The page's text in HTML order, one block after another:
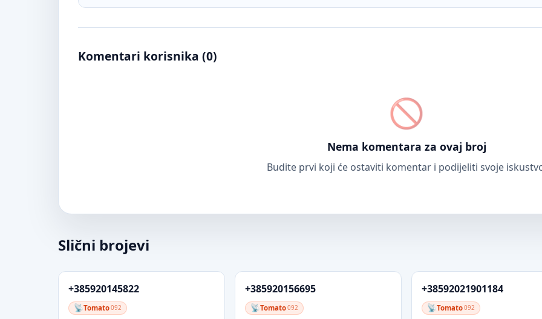
Komentari korisnika (0)
Nema komentara za ovaj broj
Budite prvi koji će ostaviti komentar i podijeliti svoje
Slični brojevi
+385920145822
Tomato092
+385920156695
Tomato092
+38592021901184
Tomato092